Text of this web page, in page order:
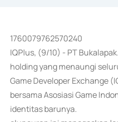
1760079762570240
IQPlus, (9/10) - PT
holding yang menaungi
Game Developer Exchange
bersama Asosiasi Game
identitas barunya.